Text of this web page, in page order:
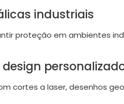
industriais
proteção em ambientes
cortes a laser, desenhos